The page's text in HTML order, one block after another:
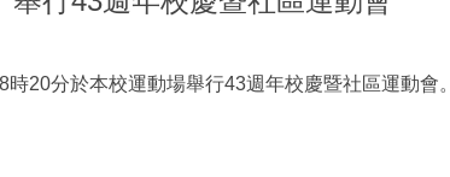
20分於本校運動場舉行43週年校慶暨社區運動會。